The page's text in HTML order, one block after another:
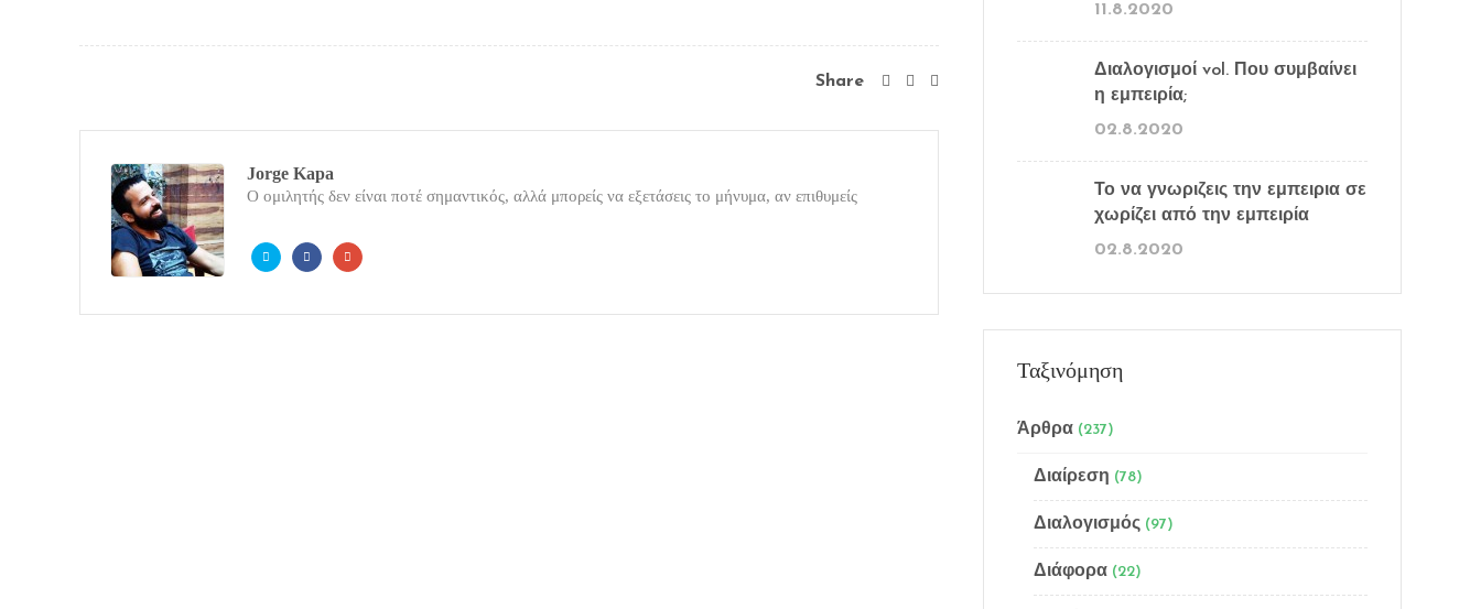
Share
Jorge Kapa
Ο ομιλητής δεν είναι ποτέ σημαντικός, αλλά μπορείς να εξετάσεις το μήνυμα, αν επιθυμείς
11.8.2020
Διαλογισμοί vol. Που συμβαίνει
η εμπειρία;
02.8.2020
Το να γνωριζεις την εμπειρια σε
χωρίζει από την εμπειρία
02.8.2020
Ταξινόμηση
Άρθρα(237)
Διαίρεση (78)
Διαλογισμός(97)
Διάφορα(22)